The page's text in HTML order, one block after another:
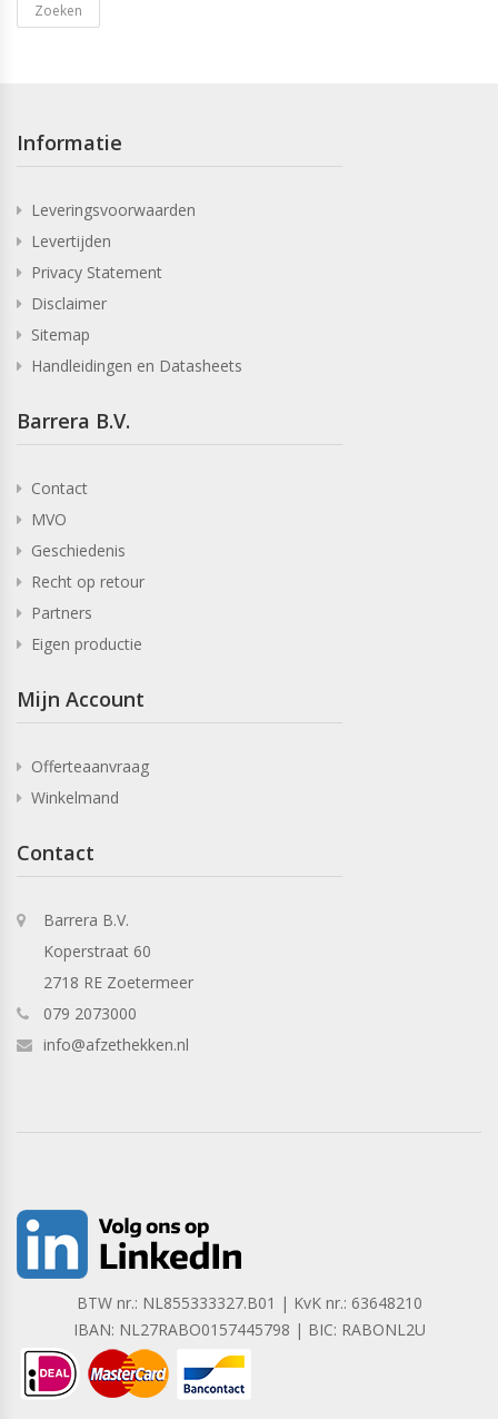
Zoeken
Informatie
Leveringsvoorwaarden
Levertijden
Privacy Statement
Disclaimer
Sitemap
Handleidingen en Datasheets
Barrera B.V.
Contact
MVO
Geschiedenis
Recht op retour
Partners
Eigen productie
Mijn Account
Offerteaanvraag
Winkelmand
Contact
Barrera B.V.
Koperstraat 60
2718 RE Zoetermeer
079 2073000
info@afzethekken.nl
BTW nr.: NL855333327.B01 | KvK nr.: 63648210
IBAN: NL27RABO0157445798 | BIC: RABONL2U